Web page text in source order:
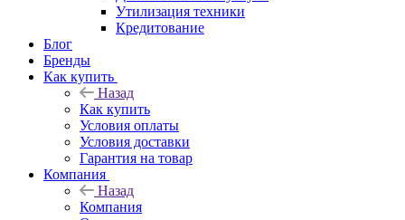
Утилизация техники
Кредитование
Блог
Бренды
Как купить
Назад
Как купить
Условия оплаты
Условия доставки
Гарантия на товар
Компания
Назад
Компания